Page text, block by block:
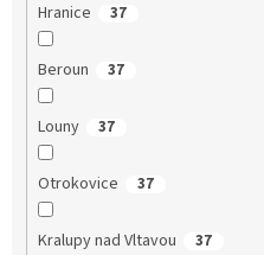
Hranice 37
Beroun 37
Louny 37
Otrokovice 37
Kralupy nad Vltavou 37